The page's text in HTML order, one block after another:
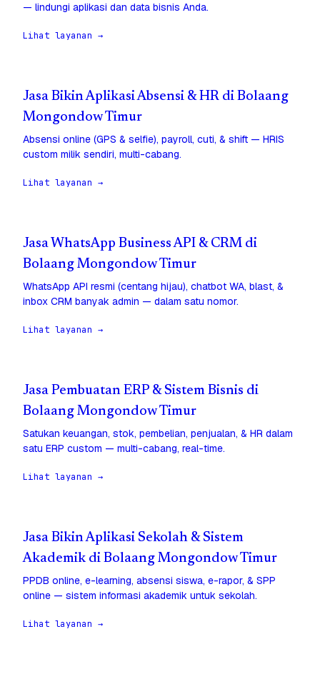
— lindungi aplikasi dan data bisnis Anda.
Lihat layanan →
Jasa Bikin Aplikasi Absensi & HR di Bolaang
Mongondow Timur
Absensi online (GPS & selfie), payroll, cuti, & shift — HRIS
custom milik sendiri, multi-cabang.
Lihat layanan →
Jasa WhatsApp Business API & CRM di
Bolaang Mongondow Timur
WhatsApp API resmi (centang hijau), chatbot WA, blast, &
inbox CRM banyak admin — dalam satu nomor.
Lihat layanan →
Jasa Pembuatan ERP & Sistem Bisnis di
Bolaang Mongondow Timur
Satukan keuangan, stok, pembelian, penjualan, & HR dalam
satu ERP custom — multi-cabang, real-time.
Lihat layanan →
Jasa Bikin Aplikasi Sekolah & Sistem
Akademik di Bolaang Mongondow Timur
PPDB online, e-learning, absensi siswa, e-rapor, & SPP
online — sistem informasi akademik untuk sekolah.
Lihat layanan →